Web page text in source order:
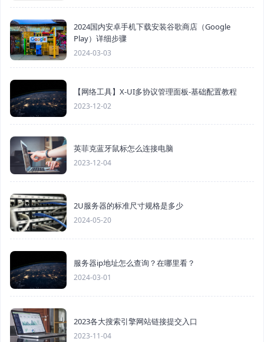
2024国内安卓手机下载安装谷歌商店（Google
Play）详细步骤
2024-03-03
【网络工具】X-UI多协议管理面板-基础配置教程
2023-12-02
英菲克蓝牙鼠标怎么连接电脑
2023-12-04
2U服务器的标准尺寸规格是多少
2024-05-20
服务器ip地址怎么查询？在哪里看？
2024-03-01
2023各大搜索引擎网站链接提交入口
2023-11-04